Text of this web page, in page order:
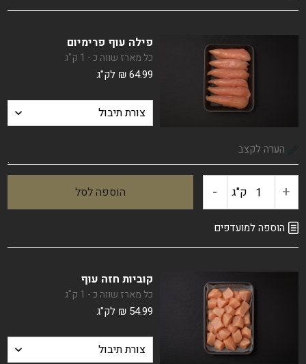
פילה עוף פרימיום
כל מארז שווה כ - 1 ק"ג
₪64.99 לק"ג
+ כמות
של
פרימיום
ק"ג - הוספה לסל
הוספה למועדפים
קוביות חזה עוף
כל מארז שווה כ - 1 ק"ג
₪ 54.99 לק"ג